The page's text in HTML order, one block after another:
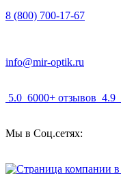
8 (800) 700-17-67
info@mir-optik.ru
5.0 6000+ отзывов 4.9
Мы в Соц.сетях: